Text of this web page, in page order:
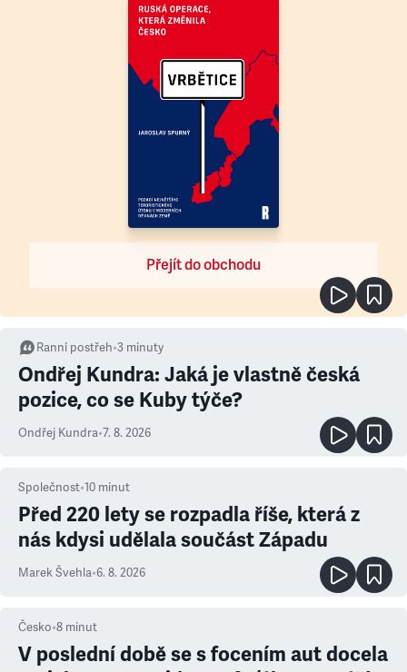
Přejít do obchodu
Ranní postřeh•3 minuty
Ondřej Kundra: Jaká je vlastně česká
pozice, co se Kuby týče?
Ondřej Kundra•7. 8. 2026
Společnost•10 minut
Před 220 lety se rozpadla říše, která z
nás kdysi udělala součást Západu
Marek Švehla•6. 8. 2026
Česko•8 minut
V poslední době se s focením aut docela